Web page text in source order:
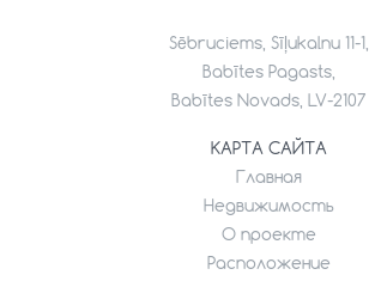
Sēbruciems, Sīļukalnu 11-1,
Babītes Pagasts,
Babītes Novads, LV-2107
КАРТА САЙТА
Главная
Недвижимость
О проекте
Расположение